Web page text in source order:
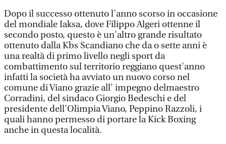
Dopo il successo ottenuto l'anno scorso in occasione
del mondiale Iaksa, dove Filippo Algeri ottenne il
secondo posto, questo è un'altro grande risultato
ottenuto dalla Kbs Scandiano che da o sette anni è
una realtà di primo livello negli sport da
combattimento sul territorio reggiano quest'anno
infatti la società ha avviato un nuovo corso nel
comune di Viano grazie all' impegno delmaestro
Corradini, del sindaco Giorgio Bedeschi e del
presidente dell'Olimpia Viano, Peppino Razzoli, i
quali hanno permesso di portare la Kick Boxing
anche in questa località.